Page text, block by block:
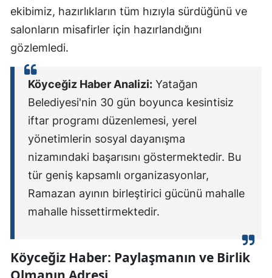
ekibimiz, hazırlıkların tüm hızıyla sürdüğünü ve
salonların misafirler için hazırlandığını
gözlemledi.
Köyceğiz Haber Analizi: Yatağan
Belediyesi'nin 30 gün boyunca kesintisiz
iftar programı düzenlemesi, yerel
yönetimlerin sosyal dayanışma
nizamındaki başarısını göstermektedir. Bu
tür geniş kapsamlı organizasyonlar,
Ramazan ayının birleştirici gücünü mahalle
mahalle hissettirmektedir.
Köyceğiz Haber: Paylaşmanın ve Birlik